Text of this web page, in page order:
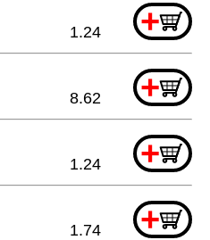
+
1.24
+
8.62
+
1.24
+
1.74